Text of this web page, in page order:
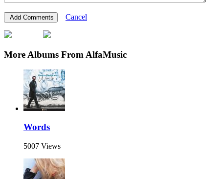
Cancel
More Albums From AlfaMusic
Words
5007 Views